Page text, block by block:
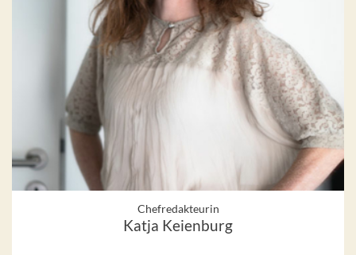
Chefredakteurin
Katja Keienburg